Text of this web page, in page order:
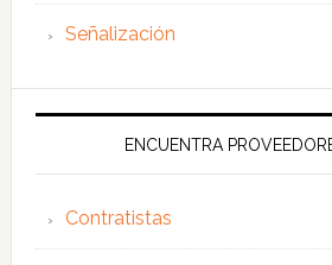
Señalización
ENCUENTRA
Contratistas